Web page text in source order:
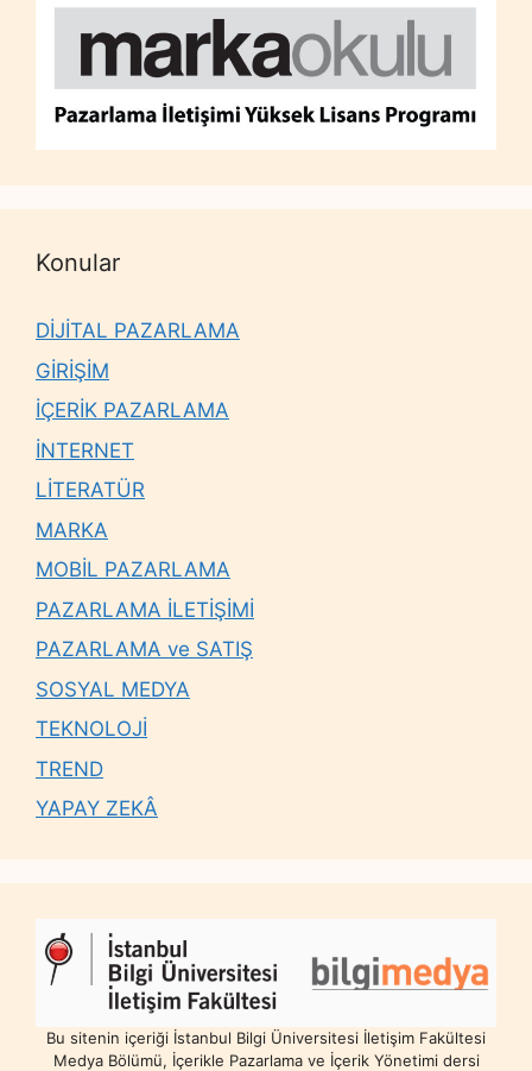
Konular
DİJİTAL PAZARLAMA
GİRİŞİM
İÇERİK PAZARLAMA
İNTERNET
LİTERATÜR
MARKA
MOBİL PAZARLAMA
PAZARLAMA İLETİŞİMİ
PAZARLAMA ve SATIŞ
SOSYAL MEDYA
TEKNOLOJİ
TREND
YAPAY ZEKÂ
Bu sitenin içeriği İstanbul Bilgi Üniversitesi İletişim Fakültesi
Medya Bölümü, İçerikle Pazarlama ve İçerik Yönetimi dersi